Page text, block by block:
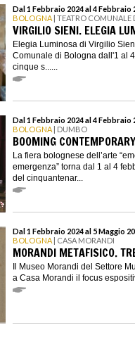
Dal 1 Febbraio 2024 al 4 Febbraio
BOLOGNA | TEATRO
VIRGILIO SIENI. ELEGIA
Elegia Luminosa di Virgilio
Comunale di Bologna dall'1 al
cinque s......
Dal 1 Febbraio 2024 al 4 Febbraio
BOLOGNA | DUMBO
BOOMING
La fiera bolognese dell’arte
emergenza” torna dal 1 al 4
del cinquantenar...
Dal 1 Febbraio 2024 al 5 Maggio
BOLOGNA | CASA MORANDI
MORANDI METAFISICO.
Il Museo Morandi del Settore
a Casa Morandi il focus